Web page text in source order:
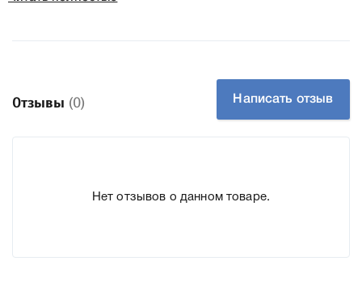
характеристики, список печатающей техники, к которому
подтвердить правильность выбора .
Отзывы (0) Написать отзыв
Нет отзывов о данном товаре.